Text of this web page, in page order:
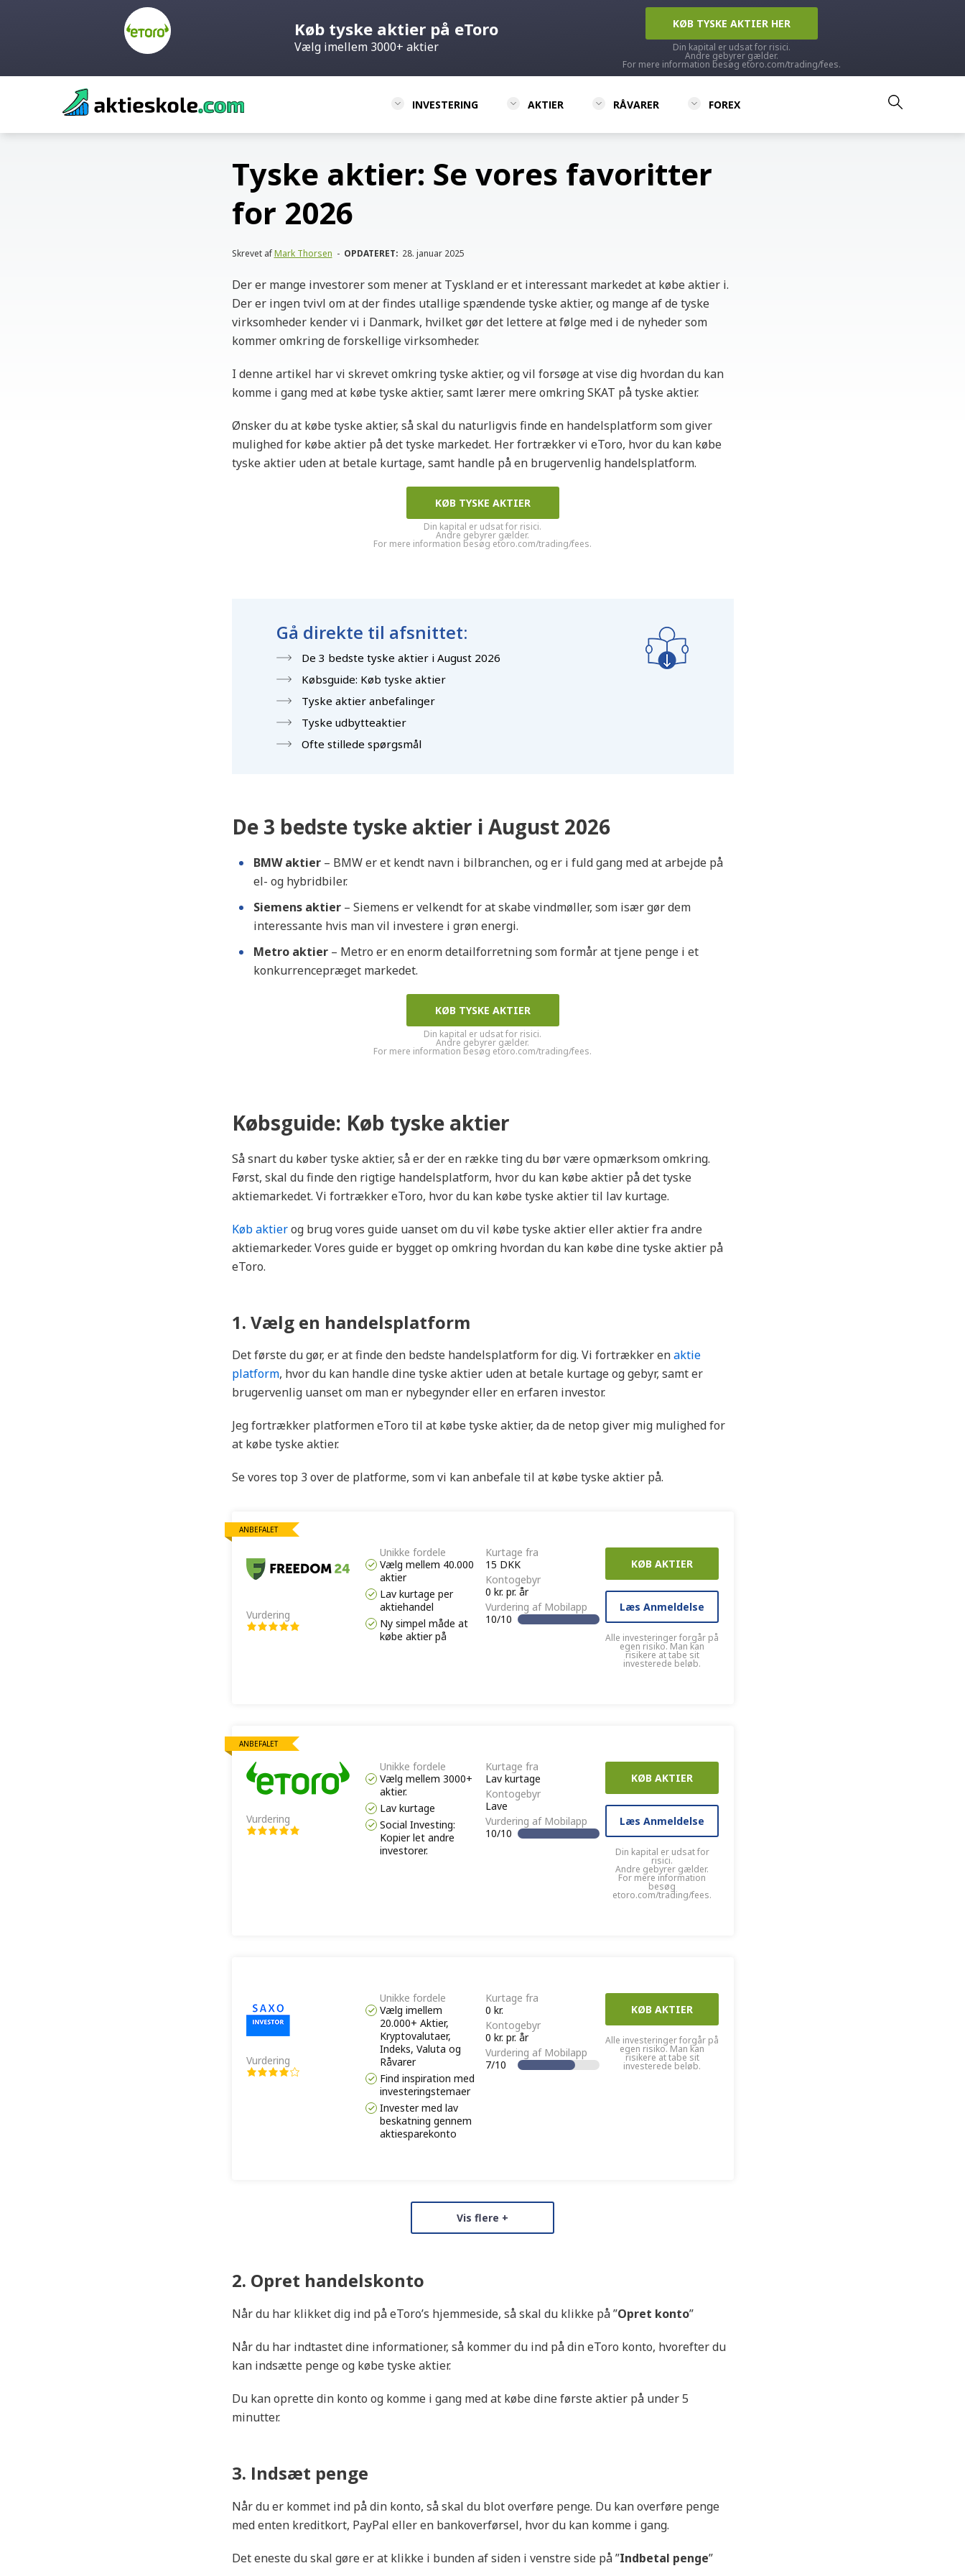
content
INVESTERING AKTIER RÅVARER FOREX
Tyske aktier: Se vores favoritter
for 2026
Skrevet afMark Thorsen - OPDATERET: 28. januar 2025
Der er mange investorer som mener at Tyskland er et interessant markedet at købe aktier i.
Der er ingen tvivl om at der findes utallige spændende tyske aktier, og mange af de tyske
virksomheder kender vi i Danmark, hvilket gør det lettere at følge med i de nyheder som
kommer omkring de forskellige virksomheder.
I denne artikel har vi skrevet omkring tyske aktier, og vil forsøge at vise dig hvordan du kan
komme i gang med at købe tyske aktier, samt lærer mere omkring SKAT på tyske aktier.
Ønsker du at købe tyske aktier, så skal du naturligvis finde en handelsplatform som giver
mulighed for købe aktier på det tyske markedet. Her fortrækker vi eToro, hvor du kan købe
tyske aktier uden at betale kurtage, samt handle på en brugervenlig handelsplatform.
KØB TYSKE AKTIER
Din kapital er udsat for risici.
Andre gebyrer gælder.
For mere information besøg etoro.com/trading/fees.
Gå direkte til afsnittet:
De 3 bedste tyske aktier i August 2026
Købsguide: Køb tyske aktier
Tyske aktier anbefalinger
Tyske udbytteaktier
Ofte stillede spørgsmål
De 3 bedste tyske aktier i August 2026
BMW aktier– BMW er et kendt navn i bilbranchen, og er i fuld gang med at arbejde på
el- og hybridbiler.
Siemens aktier – Siemens er velkendt for at skabe vindmøller, som især gør dem
interessante hvis man vil investere i grøn energi.
Metro aktier – Metro er en enorm detailforretning som formår at tjene penge i et
konkurrencepræget markedet.
KØB TYSKE AKTIER
Din kapital er udsat for risici.
Andre gebyrer gælder.
For mere information besøg etoro.com/trading/fees.
Købsguide: Køb tyske aktier
Så snart du køber tyske aktier, så er der en række ting du bør være opmærksom omkring.
Først, skal du finde den rigtige handelsplatform, hvor du kan købe aktier på det tyske
aktiemarkedet. Vi fortrækker eToro, hvor du kan købe tyske aktier til lav kurtage.
Køb aktierog brug vores guide uanset om du vil købe tyske aktier eller aktier fra andre
aktiemarkeder. Vores guide er bygget op omkring hvordan du kan købe dine tyske aktier på
eToro.
1. Vælg en handelsplatform
Det første du gør, er at finde den bedste handelsplatform for dig. Vi fortrækker enaktie
platform, hvor du kan handle dine tyske aktier uden at betale kurtage og gebyr, samt er
brugervenlig uanset om man er nybegynder eller en erfaren investor.
Jeg fortrækker platformen eToro til at købe tyske aktier, da de netop giver mig mulighed for
at købe tyske aktier.
Se vores top 3 over de platforme, som vi kan anbefale til at købe tyske aktier på.
Vurdering
Unikke fordele
Vælg mellem 40.000
aktier
Lav kurtage per
aktiehandel
Ny simpel måde at
købe aktier på
Kurtage fra
15 DKK
Kontogebyr
0 kr. pr. år
Vurdering af Mobilapp
10/10
KØB AKTIER
Læs Anmeldelse
Alle investeringer forgår på
egen risiko. Man kan
risikere at tabe sit
investerede beløb.
ANBEFALET
Vurdering
Unikke fordele
Vælg mellem 3000+
aktier.
Lav kurtage
Social Investing:
Kopier let andre
investorer.
Kurtage fra
Lav kurtage
Kontogebyr
Lave
Vurdering af Mobilapp
10/10
KØB AKTIER
Læs Anmeldelse
Din kapital er udsat for
risici.
Andre gebyrer gælder.
For mere information
besøg
etoro.com/trading/fees.
ANBEFALET
Vurdering
Unikke fordele
Vælg imellem
20.000+ Aktier,
Kryptovalutaer,
Indeks, Valuta og
Råvarer
Find inspiration med
investeringstemaer
Invester med lav
beskatning gennem
aktiesparekonto
Kurtage fra
0 kr.
Kontogebyr
0 kr. pr. år
Vurdering af Mobilapp
7/10
KØB AKTIER
Alle investeringer forgår på
egen risiko. Man kan
risikere at tabe sit
investerede beløb.
Unikke fordele
Aktiesparekonto
Tilbyder
Livrente og
Kurtage fra
Vis flere +
2. Opret handelskonto
Når du har klikket dig ind på eToro’s hjemmeside, så skal du klikke på ”Opret konto”
Når du har indtastet dine informationer, så kommer du ind på din eToro konto, hvorefter du
kan indsætte penge og købe tyske aktier.
Du kan oprette din konto og komme i gang med at købe dine første aktier på under 5
minutter.
3. Indsæt penge
Når du er kommet ind på din konto, så skal du blot overføre penge. Du kan overføre penge
med enten kreditkort, PayPal eller en bankoverførsel, hvor du kan komme i gang.
Det eneste du skal gøre er at klikke i bunden af siden i venstre side på ”Indbetal penge”
Køb tyske aktier på eToro
Vælg imellem 3000+ aktier
KØB TYSKE AKTIER HER
Din kapital er udsat for risici.
Andre gebyrer gælder.
For mere information besøg etoro.com/trading/fees.